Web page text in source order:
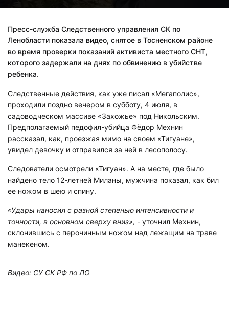
Пресс-служба Следственного управления СК по
Ленобласти показала видео, снятое в Тосненском районе
во время проверки показаний активиста местного СНТ,
которого задержали на днях по обвинению в убийстве
ребенка.
Следственные действия, как уже писал «Мегаполис»,
проходили поздно вечером в субботу, 4 июля, в
садоводческом массиве «Захожье» под Никольским.
Предполагаемый педофил-убийца Фёдор Мехнин
рассказал, как, проезжая мимо на своем «Тигуане»,
увидел девочку и отправился за ней в лесополосу.
Следователи осмотрели «Тигуан». А на месте, где было
найдено тело 12-летней Миланы, мужчина показал, как бил
ее ножом в шею и спину.
«Удары наносил с разной степенью интенсивности и
точности, в основном сверху вниз», - уточнил Мехнин,
склонившись с перочинным ножом над лежащим на траве
манекеном.
Видео: СУ СК РФ по ЛО